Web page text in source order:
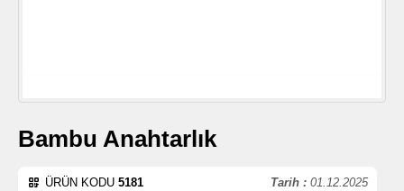
Bambu Anahtarlık
Tarih : 01.12.2025
ÜRÜN KODU 5181